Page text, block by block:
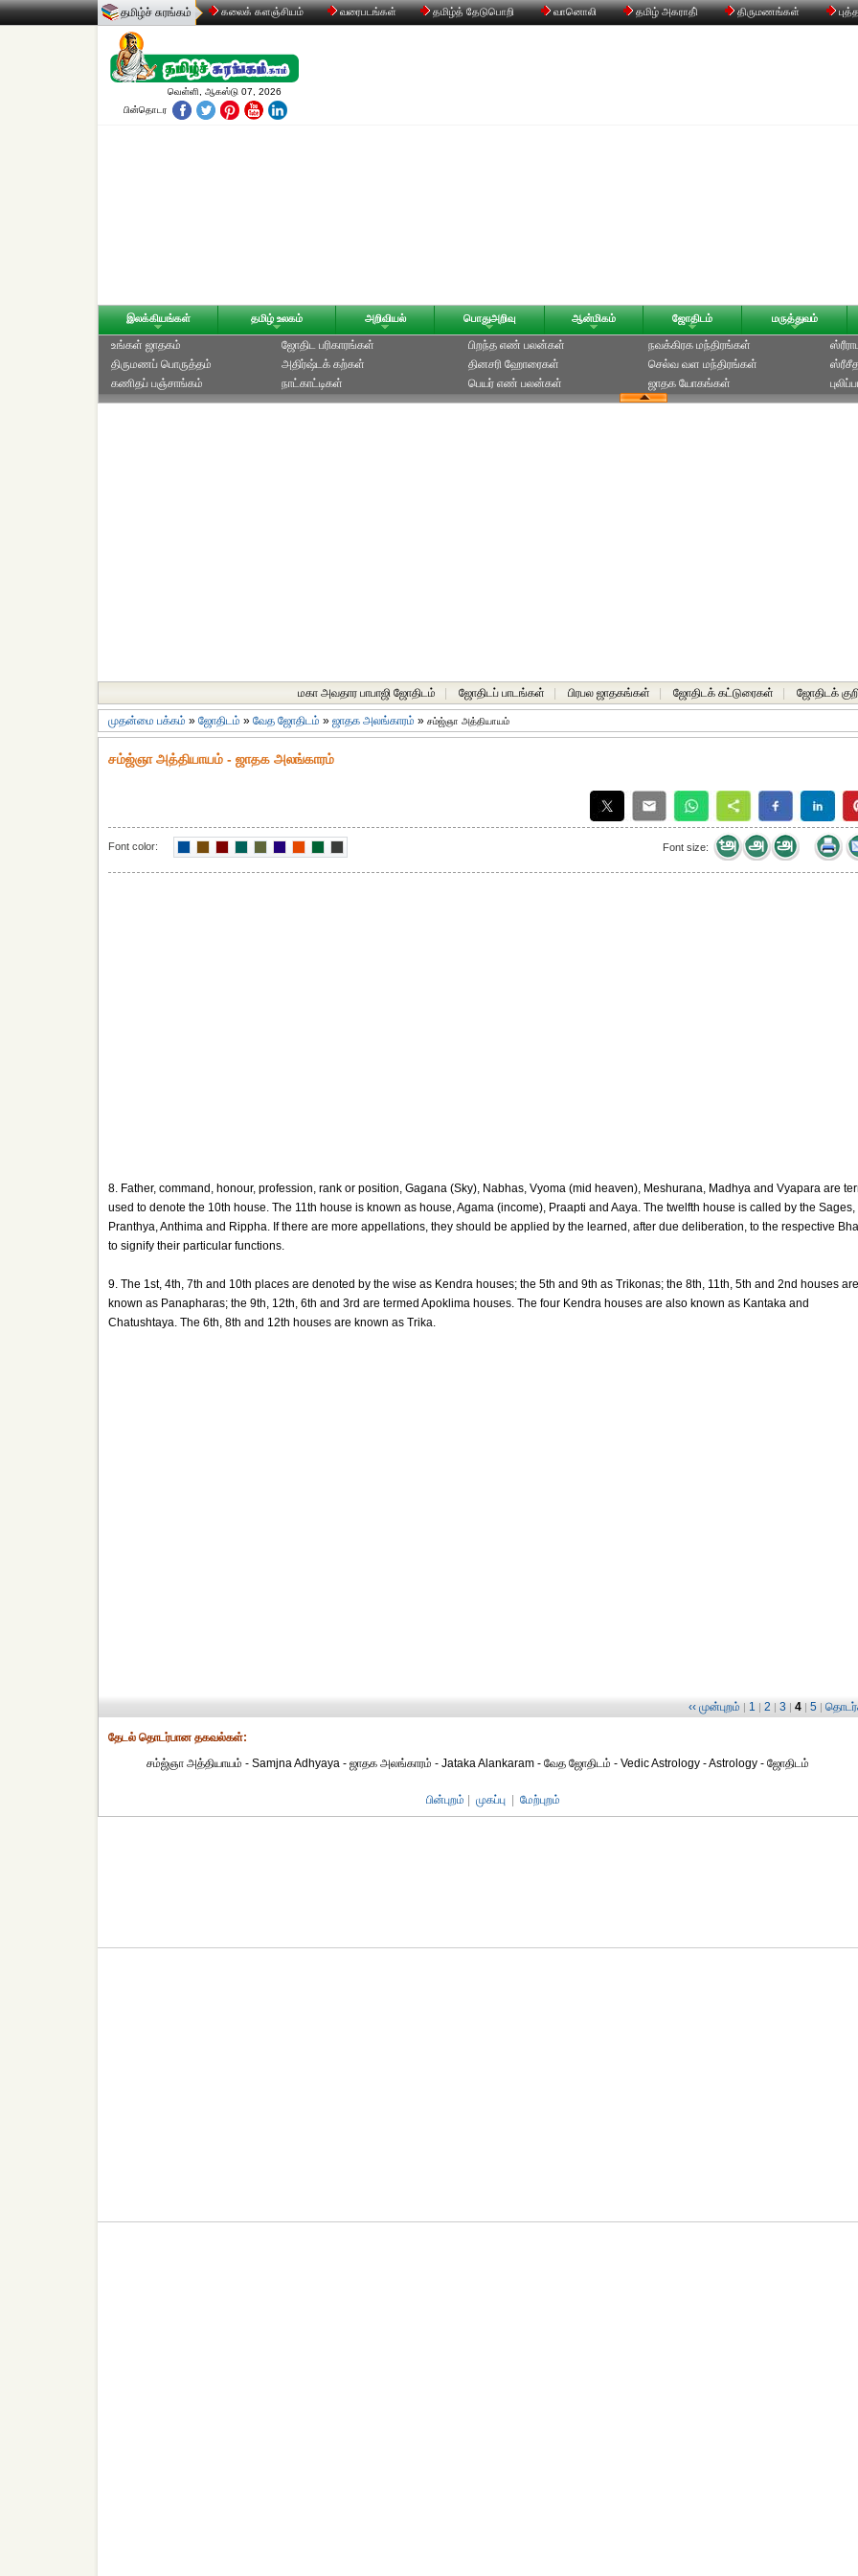
தமிழ்ச் சுரங்கம் கலைக் களஞ்சியம் வரைபடங்கள் தமிழ்த் தேடுபொறி வானொலி தமிழ் அகராதி் திருமணங்கள்
வெள்ளி, ஆகஸ்டு 07, 2026
பின்தொடர
இலக்கியங்கள் தமிழ் உலகம் அறிவியல் பொதுஅறிவு ஆன்மிகம் ஜோதிடம் மருத்துவம்
உங்கள் ஜாதகம்
திருமணப் பொருத்தம்
கணிதப் பஞ்சாங்கம்
ஜோதிட ப‌ரிகார‌ங்க‌ள்
அதிர்ஷ்டக் கற்கள்
நாட்காட்டிகள்
பிறந்த எண் பலன்கள்
தினசரி ஹோரைகள்
பெயர் எண் பலன்கள்
நவக்கிரக மந்திரங்கள்
செல்வ வள மந்திரங்கள்
ஜாதக யோகங்கள்
மகா அவதார பாபாஜி ஜோதிடம் ஜோதிடப் பாடங்கள் பிரபல ஜாதகங்கள் ஜோதிடக் கட்டுரைகள் ஜோதிடக்
முதன்மை பக்கம் » ஜோதிடம் » வேத ஜோதிடம் » ஜாதக அலங்காரம் » சம்ஜ்ஞா அத்தியாயம்
சம்ஜ்ஞா அத்தியாயம் - ஜாதக அலங்காரம்
Font color: Font size:
8. Father, command, honour, profession, rank or position, Gagana (Sky), Nabhas, Vyoma (mid heaven), Meshurana, Madhya and Vyapara are
used to denote the 10th house. The 11th house is known as house, Agama (income), Praapti and Aaya. The twelfth house is called by the Sages,
Pranthya, Anthima and Rippha. If there are more appellations, they should be applied by the learned, after due deliberation, to the respective
to signify their particular functions.
9. The 1st, 4th, 7th and 10th places are denoted by the wise as Kendra houses; the 5th and 9th as Trikonas; the 8th, 11th, 5th and 2nd houses are
known as Panapharas; the 9th, 12th, 6th and 3rd are termed Apoklima houses. The four Kendra houses are also known as Kantaka and
Chatushtaya. The 6th, 8th and 12th houses are known as Trika.
‹‹ முன்புறம் | 1 | 2 | 3 | 4 | 5 |
தேட‌ல் தொட‌ர்பான தகவ‌ல்க‌ள்:
சம்ஜ்ஞா அத்தியாயம் - Samjna Adhyaya - ஜாதக அலங்காரம் - Jataka Alankaram - வேத ஜோதிடம் - Vedic Astrology - Astrology - ஜோதிடம்
பின்புறம் முகப்பு மேற்புறம்